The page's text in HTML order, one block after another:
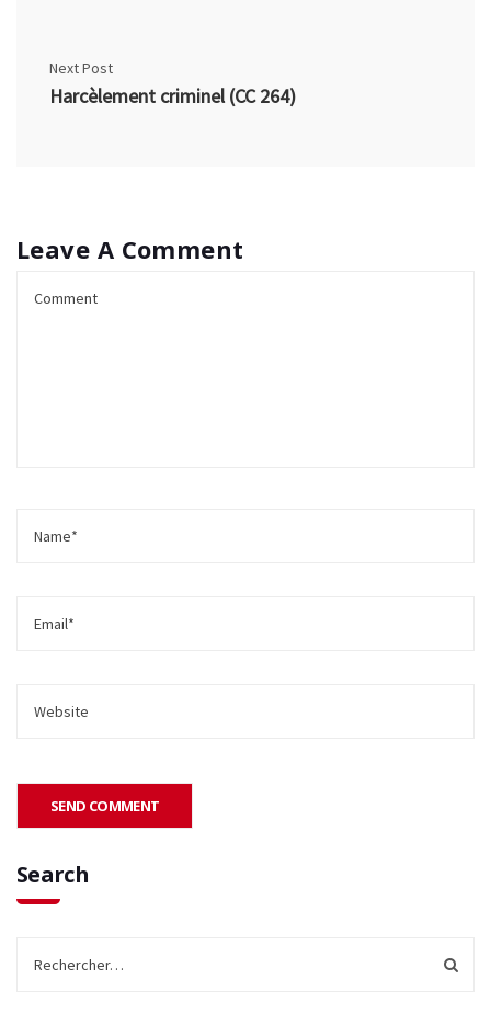
Next Post
Harcèlement criminel (CC 264)
Leave A Comment
Search